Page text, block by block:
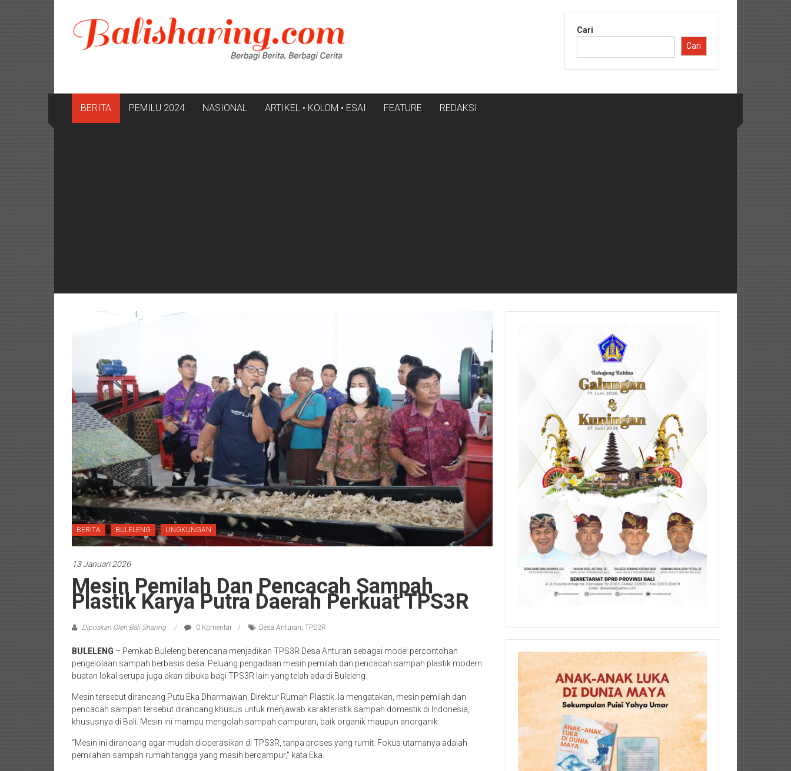
konten
Cari
Cari
BERITA PEMILU 2024 NASIONAL ARTIKEL • KOLOM • ESAI FEATURE REDAKSI
BERITA BULELENG LINGKUNGAN
13 Januari 2026
Mesin Pemilah Dan Pencacah Sampah
Plastik Karya Putra Daerah Perkuat TPS3R
Diposkan Oleh:Bali Sharing 0 Komentar Desa Anturan, TPS3R
BULELENG – Pemkab Buleleng berencana menjadikan TPS3R Desa Anturan sebagai model percontohan
pengelolaan sampah berbasis desa. Peluang pengadaan mesin pemilah dan pencacah sampah plastik modern
buatan lokal serupa juga akan dibuka bagi TPS3R lain yang telah ada di Buleleng.
Mesin tersebut dirancang Putu Eka Dharmawan, Direktur Rumah Plastik. Ia mengatakan, mesin pemilah dan
pencacah sampah tersebut dirancang khusus untuk menjawab karakteristik sampah domestik di Indonesia,
khususnya di Bali. Mesin ini mampu mengolah sampah campuran, baik organik maupun anorganik.
“Mesin ini dirancang agar mudah dioperasikan di TPS3R, tanpa proses yang rumit. Fokus utamanya adalah
pemilahan sampah rumah tangga yang masih bercampur,” kata Eka.